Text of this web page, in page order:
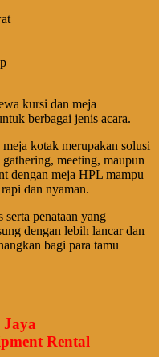
kursi dan meja
berbagai jenis acara.
kotak merupakan solusi
meeting, maupun
dengan meja HPL mampu
dan nyaman.
penataan yang
dengan lebih lancar dan
bagi para tamu
Jaya
Rental